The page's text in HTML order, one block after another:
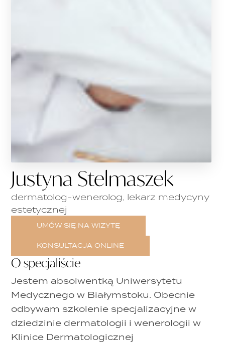
Justyna Stelmaszek
dermatolog-wenerolog, lekarz medycyny
estetycznej
UMÓW SIĘ NA WIZYTĘ
KONSULTACJA ONLINE
O specjaliście
Jestem absolwentką Uniwersytetu
Medycznego w Białymstoku. Obecnie
odbywam szkolenie specjalizacyjne w
dziedzinie dermatologii i wenerologii w
Klinice Dermatologicznej